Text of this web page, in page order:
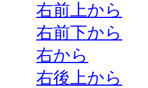
右前上から
右前下から
右から
右後上から